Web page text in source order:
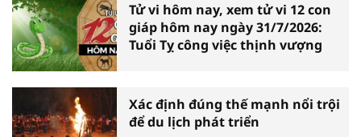
Tử vi hôm nay, xem tử vi 12 con
giáp hôm nay ngày 31/7/2026:
Tuổi Tỵ công việc thịnh vượng
Xác định đúng thế mạnh nổi trội
để du lịch phát triển